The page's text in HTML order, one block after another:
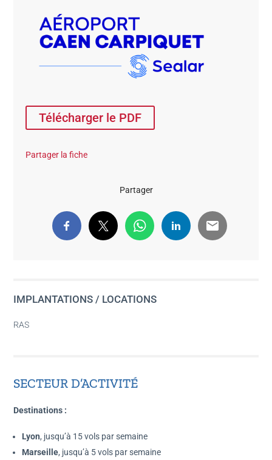
Télécharger le PDF
Partager la fiche
Partager
IMPLANTATIONS / LOCATIONS
RAS
SECTEUR D’ACTIVITÉ
Destinations :
Lyon, jusqu’à 15 vols par semaine
Marseille, jusqu’à 5 vols par semaine